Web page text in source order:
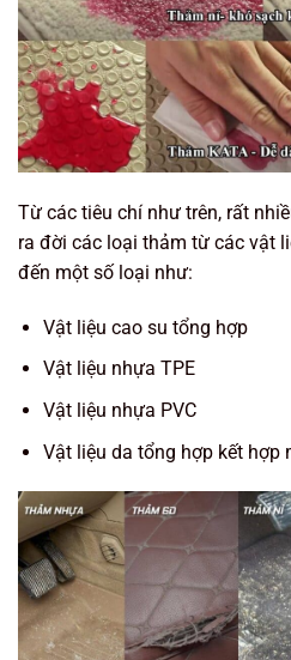
Từ các tiêu chí như trên, rất
ra đời các loại thảm từ các vật
đến một số loại như:
Vật liệu cao su tổng hợp
Vật liệu nhựa TPE
Vật liệu nhựa PVC
Vật liệu da tổng hợp kết hợp